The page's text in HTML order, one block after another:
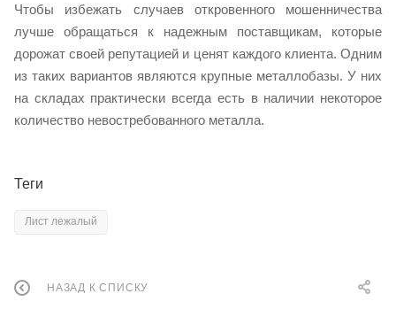
Чтобы избежать случаев откровенного мошенничества
лучше обращаться к надежным поставщикам, которые
дорожат своей репутацией и ценят каждого клиента. Одним
из таких вариантов являются крупные металлобазы. У них
на складах практически всегда есть в наличии некоторое
количество невостребованного металла.
Теги
Лист лежалый
НАЗАД К СПИСКУ